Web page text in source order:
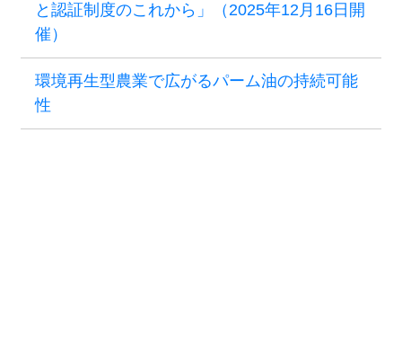
と認証制度のこれから」（2025年12月16日開
催）
環境再生型農業で広がるパーム油の持続可能
性